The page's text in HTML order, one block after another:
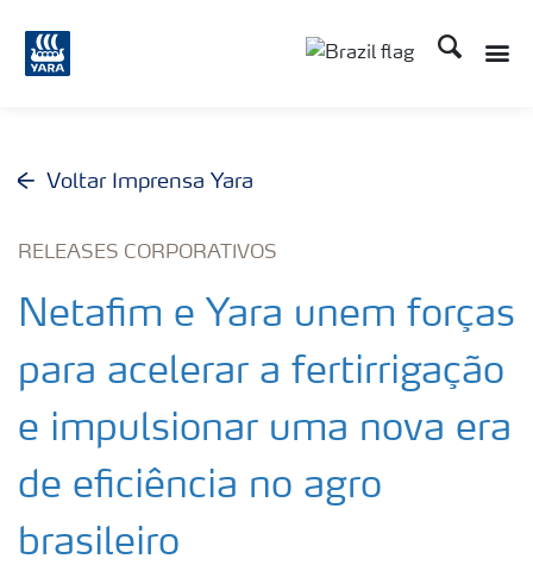
Busca
Voltar Imprensa Yara
RELEASES CORPORATIVOS
Netafim e Yara unem forças
para acelerar a fertirrigação
e impulsionar uma nova era
de eficiência no agro
brasileiro